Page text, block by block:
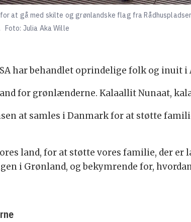
at gå med skilte og grønlandske flag fra
Foto: Julia Aka Wille
har behandlet oprindelige folk og inuit i
for grønlænderne. Kalaallit Nunaat,
at samles i Danmark for at støtte
land, for at støtte vores familie, der
i Grønland, og bekymrende for,